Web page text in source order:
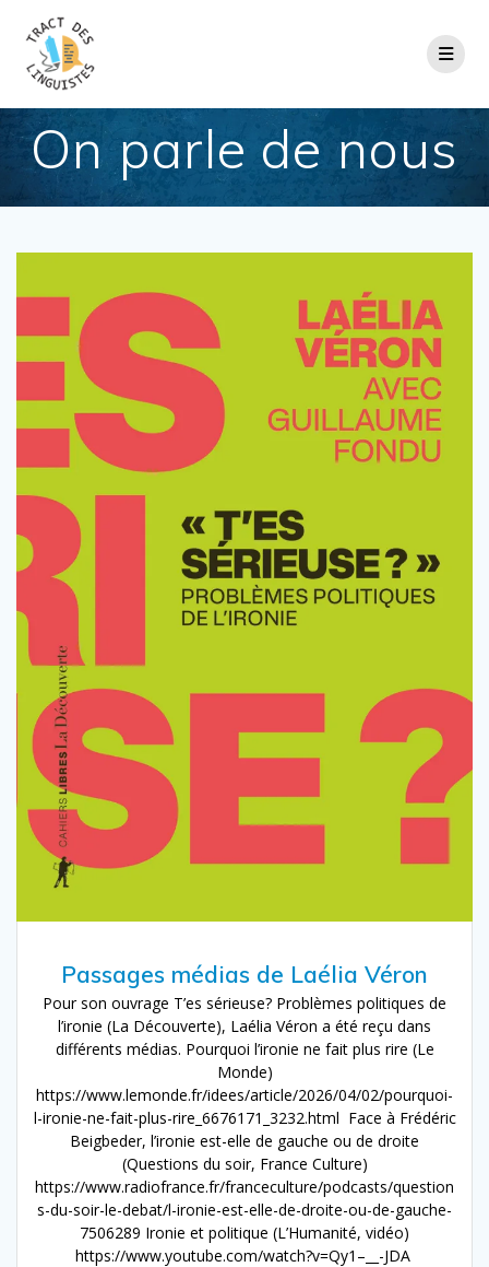
On parle de nous
Passages médias de Laélia Véron
Pour son ouvrage T’es sérieuse? Problèmes politiques de
l’ironie (La Découverte), Laélia Véron a été reçu dans
différents médias. Pourquoi l’ironie ne fait plus rire (Le
Monde)
https://www.lemonde.fr/idees/article/2026/04/02/pourquoi-
l-ironie-ne-fait-plus-rire_6676171_3232.html Face à Frédéric
Beigbeder, l’ironie est-elle de gauche ou de droite
(Questions du soir, France Culture)
https://www.radiofrance.fr/franceculture/podcasts/question
s-du-soir-le-debat/l-ironie-est-elle-de-droite-ou-de-gauche-
7506289 Ironie et politique (L’Humanité, vidéo)
https://www.youtube.com/watch?v=Qy1–__-JDA